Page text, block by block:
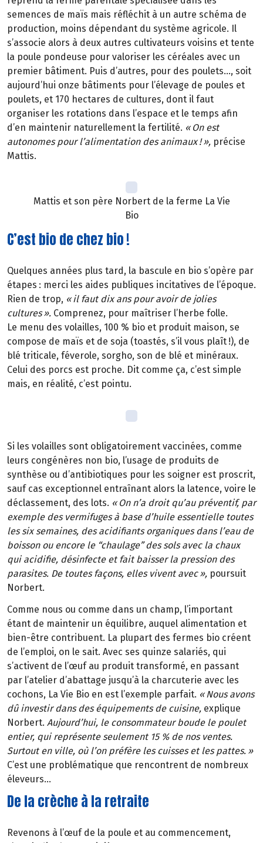
semences de maïs mais réfléchit à un autre schéma de
production, moins dépendant du système agricole. Il
s’associe alors à deux autres cultivateurs voisins et tente
la poule pondeuse pour valoriser les céréales avec un
premier bâtiment. Puis d’autres, pour des poulets…, soit
aujourd’hui onze bâtiments pour l’élevage de poules et
poulets, et 170 hectares de cultures, dont il faut
organiser les rotations dans l’espace et le temps afin
d’en maintenir naturellement la fertilité. « On est
autonomes pour l’alimentation des animaux ! », précise
Mattis.
Mattis et son père Norbert de la ferme La Vie
Bio
C’est bio de chez bio !
Quelques années plus tard, la bascule en bio s’opère par
étapes : merci les aides publiques incitatives de l’époque.
Rien de trop, « il faut dix ans pour avoir de jolies
cultures ». Comprenez, pour maîtriser l’herbe folle.
Le menu des volailles, 100 % bio et produit maison, se
compose de maïs et de soja (toastés, s’il vous plaît !), de
blé triticale, féverole, sorgho, son de blé et minéraux.
Celui des porcs est proche. Dit comme ça, c’est simple
mais, en réalité, c’est pointu.
Si les volailles sont obligatoirement vaccinées, comme
leurs congénères non bio, l’usage de produits de
synthèse ou d’antibiotiques pour les soigner est proscrit,
sauf cas exceptionnel entraînant alors la latence, voire le
déclassement, des lots. « On n’a droit qu’au préventif, par
exemple des vermifugesà base d’huile essentielle toutes
les six semaines, des acidifiants organiques dans l’eau de
boisson ou encore le “chaulage”des sols avec la chaux
qui acidifie, désinfecte et fait baisser la pression des
parasites. De toutes façons, elles vivent avec », poursuit
Norbert.
Comme nous ou comme dans un champ, l’important
étant de maintenir un équilibre, auquel alimentation et
bien-être contribuent. La plupart des fermes bio créent
de l’emploi, on le sait. Avec ses quinze salariés, qui
s’activent de l’œuf au produit transformé, en passant
par l’atelier d’abattage jusqu’à la charcuterie avec les
cochons, La Vie Bio en est l’exemple parfait. « Nous avons
dûinvestir dans deséquipements de cuisine, explique
Norbert. Aujourd’hui, le consommateur boude le poulet
entier, qui représente seulement 15 % de nos ventes.
Surtout en ville, où l’on préfère les cuisses et les pattes. »
C’est une problématique que rencontrent de nombreux
éleveurs…
De la crèche à la retraite
Revenons à l’œuf de la poule et au commencement,